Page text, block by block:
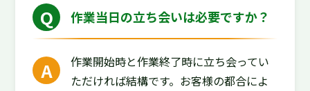
作業当日の立ち会いは必要ですか？
作業開始時と作業終了時に立ち会ってい
ただければ結構です。お客様の都合によ